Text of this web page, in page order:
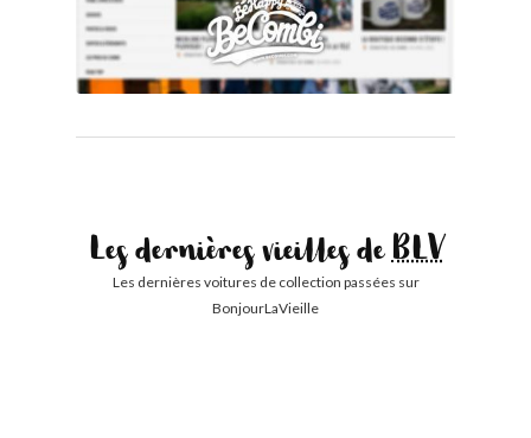
Les dernières vieilles deBLV
Les dernières voitures de collection passées sur
BonjourLaVieille